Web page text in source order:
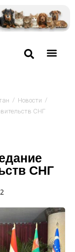
/ Новости /
СНГ
СНГ